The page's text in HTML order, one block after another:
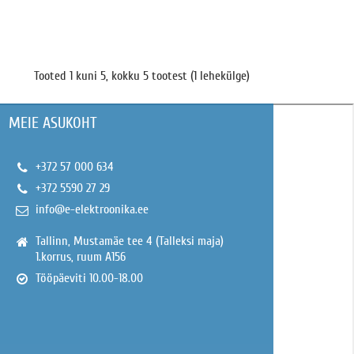
Tooted 1 kuni 5, kokku 5 tootest (1 lehekülge)
MEIE ASUKOHT
+372 57 000 634
+372 5590 27 29
info@e-elektroonika.ee
Tallinn, Mustamäe tee 4 (Talleksi maja)
1.korrus, ruum A156
Tööpäeviti 10.00-18.00